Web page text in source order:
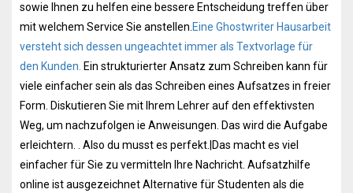
sowie Ihnen zu helfen eine bessere Entscheidung treffen über
mit welchem ​​Service Sie anstellen. Eine Ghostwriter Hausarbeit
versteht sich dessen ungeachtet immer als Textvorlage für
den Kunden. Ein strukturierter Ansatz zum Schreiben kann für
viele einfacher sein als das Schreiben eines Aufsatzes in freier
Form. Diskutieren Sie mit Ihrem Lehrer auf den effektivsten
Weg, um nachzufolgen ie Anweisungen. Das wird die Aufgabe
erleichtern. . Also du musst es perfekt.|Das macht es viel
einfacher für Sie zu vermitteln Ihre Nachricht. Aufsatzhilfe
online ist ausgezeichnet Alternative für Studenten als die